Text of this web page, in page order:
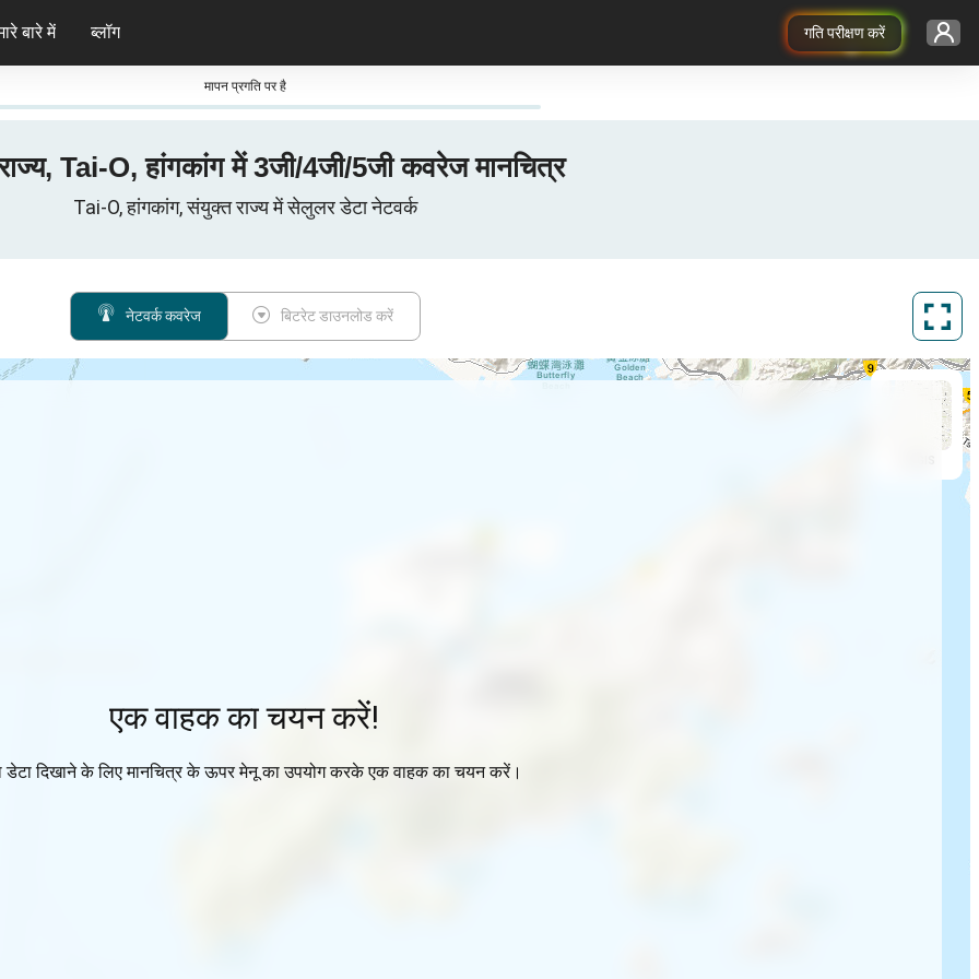
गति परीक्षण करें
बारे में ब्लॉग
मापन प्रगति पर है
Tai-O, हांगकांग में 3जी/4जी/5जी कवरेज मानचित्र
Tai-O, हांगकांग, संयुक्त राज्य में सेलुलर डेटा नेटवर्क
नेटवर्क कवरेज बिटरेट डाउनलोड करें
एक वाहक का चयन करें!
डेटा दिखाने के लिए मानचित्र के ऊपर मेनू का उपयोग करके एक वाहक का चयन करें।